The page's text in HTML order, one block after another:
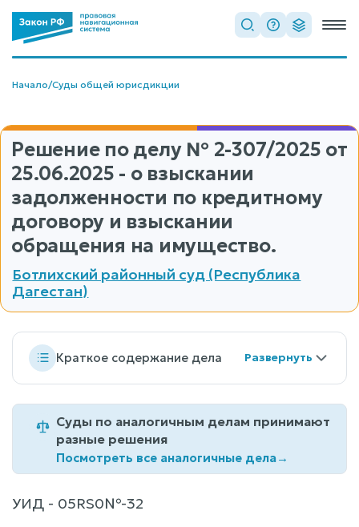
Начало/Суды общей юрисдикции
Решение по делу № 2-307/2025 от
25.06.2025 - о взыскании
задолженности по кредитному
договору и взыскании
обращения на имущество.
Ботлихский районный суд (Республика
Дагестан)
Краткое содержание дела
Суды по аналогичным делам принимают
разные решения
Посмотреть все аналогичные дела→
УИД - 05RS0№-32